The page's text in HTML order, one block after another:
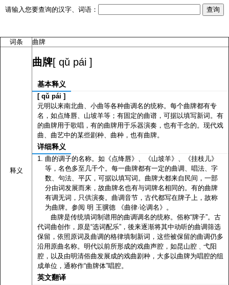
请输入您要查询的汉字、词语：
词条 曲牌
释义
曲牌[ qǔ pái ]
基本释义
[ qǔ pái ]
元明以来南北曲、小曲等各种曲调名的统称。每个曲牌都有专
名，如点绛唇、山坡羊等；有固定的曲谱，可据以填写新词。有
的曲牌用于歌唱，有的曲牌用于乐器演奏，也有干念的。现代戏
曲、曲艺中的某些剧种、曲种，也有曲牌。
详细释义
曲的调子的名称。如《点绛唇》、《山坡羊》、《挂枝儿》
等，名色多至几千个。每一曲牌都有一定的曲调、唱法、字
数、句法、平仄，可据以填写词。曲牌大都来自民间，一部
分由词发展而来，故曲牌名也有与词牌名相同的。有的曲牌
有调无词，只供演奏。曲调音节，古代都写在牌子上，故称
为曲牌。参阅 明 王骥德 《曲律·论调名》。
曲牌是传统填词制谱用的曲调调名的统称。俗称“牌子”。古
代词曲创作，原是“选词配乐”，後来逐渐将其中动听的曲调筛选
保留，依照原词及曲调的格律填制新词，这些被保留的曲调仍多
沿用原曲名称。明代以前所形成的戏曲声腔，如昆山腔﹑弋阳
腔，以及由明清俗曲发展成的戏曲剧种，大多以曲牌为唱腔的组
成单位，通称作“曲牌体”唱腔。
英文翻译